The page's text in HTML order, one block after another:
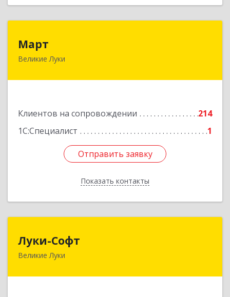
Март
Великие Луки
Клиентов на сопровождении
214
1С:Специалист
1
Отправить заявку
Показать контакты
182113, Псковская обл, Великие Луки г,
Отправить заявку
Назад
Луки-Софт
Великие Луки182113, Псковская обл, Великие Луки г,